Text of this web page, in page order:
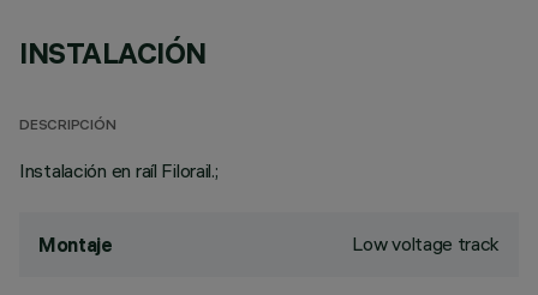
INSTALACIÓN
DESCRIPCIÓN
Instalación en raíl Filorail.;
Montaje Low voltage track